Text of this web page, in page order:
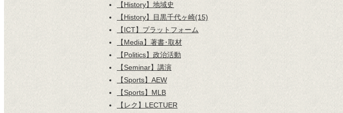
【History】地域史
【History】目黒千代ヶ崎(15)
【ICT】プラットフォーム
【Media】著書･取材
【Politics】政治活動
【Seminar】講演
【Sports】AEW
【Sports】MLB
【レク】LECTUER